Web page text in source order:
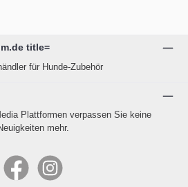
für Hunde-Zubehör
Plattformen verpassen Sie keine
mehr.
FacebookInstagram